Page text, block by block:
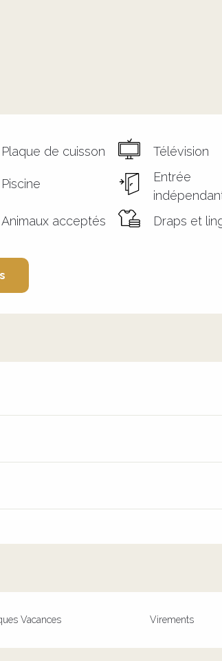
Plaque de cuisson Télévision
Piscine
Entrée
Animaux acceptés Draps et
Vacances Virements